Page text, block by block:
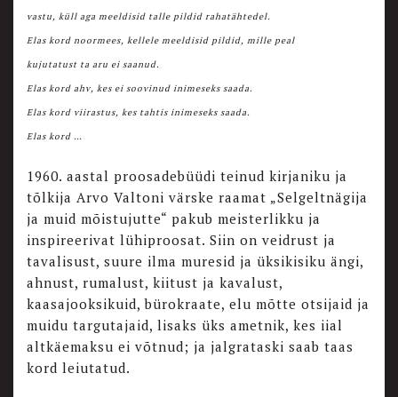
vastu, küll aga meeldisid talle pildid rahatähtedel.
Elas kord noormees, kellele meeldisid pildid, mille peal
kujutatust ta aru ei saanud.
Elas kord ahv, kes ei soovinud inimeseks saada.
Elas kord viirastus, kes tahtis inimeseks saada.
Elas kord …
1960. aastal proosadebüüdi teinud kirjaniku ja
tõlkija Arvo Valtoni värske raamat „Selgeltnägija
ja muid mõistujutte“ pakub meisterlikku ja
inspireerivat lühiproosat. Siin on veidrust ja
tavalisust, suure ilma muresid ja üksikisiku ängi,
ahnust, rumalust, kiitust ja kavalust,
kaasajooksikuid, bürokraate, elu mõtte otsijaid ja
muidu targutajaid, lisaks üks ametnik, kes iial
altkäemaksu ei võtnud; ja jalgrataski saab taas
kord leiutatud.